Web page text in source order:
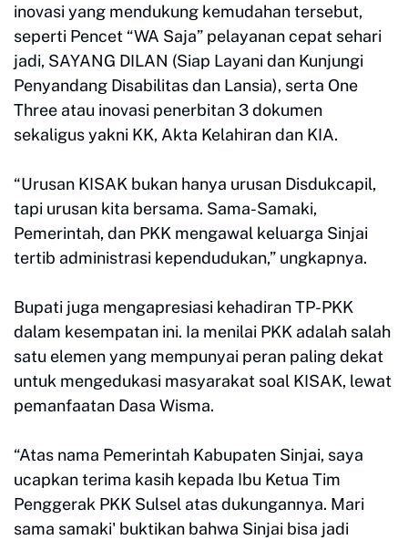
inovasi yang mendukung kemudahan tersebut,
seperti Pencet “WA Saja” pelayanan cepat sehari
jadi, SAYANG DILAN (Siap Layani dan Kunjungi
Penyandang Disabilitas dan Lansia), serta One
Three atau inovasi penerbitan 3 dokumen
sekaligus yakni KK, Akta Kelahiran dan KIA.
“Urusan KISAK bukan hanya urusan Disdukcapil,
tapi urusan kita bersama. Sama-Samaki,
Pemerintah, dan PKK mengawal keluarga Sinjai
tertib administrasi kependudukan,” ungkapnya.
Bupati juga mengapresiasi kehadiran TP-PKK
dalam kesempatan ini. Ia menilai PKK adalah salah
satu elemen yang mempunyai peran paling dekat
untuk mengedukasi masyarakat soal KISAK, lewat
pemanfaatan Dasa Wisma.
“Atas nama Pemerintah Kabupaten Sinjai, saya
ucapkan terima kasih kepada Ibu Ketua Tim
Penggerak PKK Sulsel atas dukungannya. Mari
sama samaki' buktikan bahwa Sinjai bisa jadi